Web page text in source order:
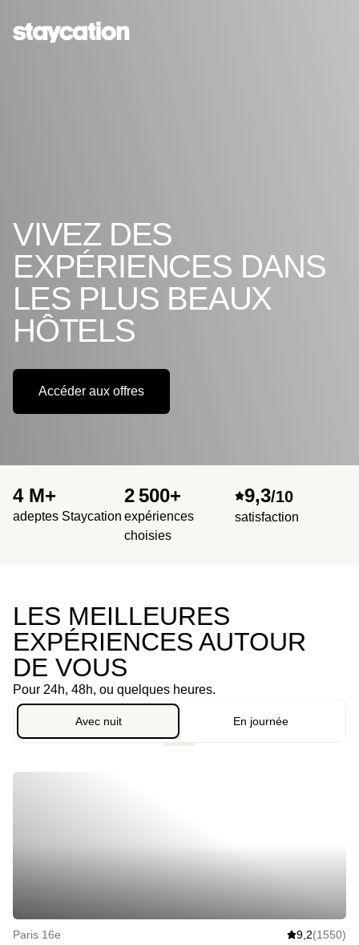
VIVEZ DES
EXPÉRIENCES DANS
LES PLUS BEAUX
HÔTELS
Accéder aux offres
4 M+
adeptes Staycation
2 500+
expériences
choisies
9,3/10
satisfaction
LES MEILLEURES
EXPÉRIENCES AUTOUR
DE VOUS
Pour 24h, 48h, ou quelques heures.
Avec nuit En journée
Paris 16e 9,2(1550)